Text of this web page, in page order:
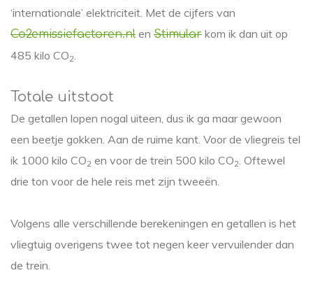
‘internationale’ elektriciteit. Met de cijfers van
Co2emissiefactoren.nl en Stimular kom ik dan uit op
485 kilo CO2.
Totale uitstoot
De getallen lopen nogal uiteen, dus ik ga maar gewoon
een beetje gokken. Aan de ruime kant. Voor de vliegreis tel
ik 1000 kilo CO2 en voor de trein 500 kilo CO2. Oftewel
drie ton voor de hele reis met zijn tweeën.
Volgens alle verschillende berekeningen en getallen is het
vliegtuig overigens twee tot negen keer vervuilender dan
de trein.